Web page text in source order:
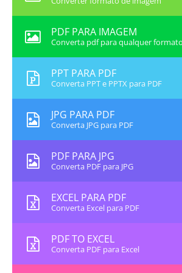
PDF PARA IMAGEM
Converta pdf para qualquer
PPT PARA PDF
Converta PPT e PPTX para PDF
JPG PARA PDF
Converta JPG para PDF
PDF PARA JPG
Converta PDF para JPG
EXCEL PARA PDF
Converta Excel para PDF
PDF TO EXCEL
Converta PDF para Excel